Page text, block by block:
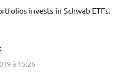
invests in Schwab ETFs.
à 15:26